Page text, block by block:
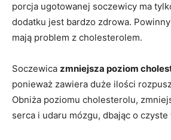
porcja ugotowanej soczewicy ma
dodatku jest bardzo zdrowa.
mają problem z cholesterolem.
Soczewica zmniejsza poziom
ponieważ zawiera duże ilości
Obniża poziomu cholesterolu,
serca i udaru mózgu, dbając o czyste